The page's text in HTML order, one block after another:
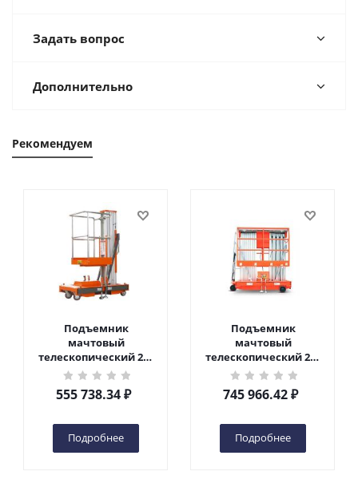
Задать вопрос
Дополнительно
Рекомендуем
Подъемник
мачтовый
телескопический 200
кг 6 м TOR GTWY6-200S
DC 2-мачтовый
(автономный) (G) в
555 738.34₽
Подробнее
Подъемник
мачтовый
телескопический 200
кг 10 м TOR GTWY10-
200S DC 2-мачтовый
(автономный) (N) в
745 966.42₽
Подробнее